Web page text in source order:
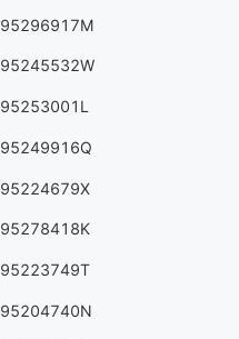
95296917M
95245532W
95253001L
95249916Q
95224679X
95278418K
95223749T
95204740N